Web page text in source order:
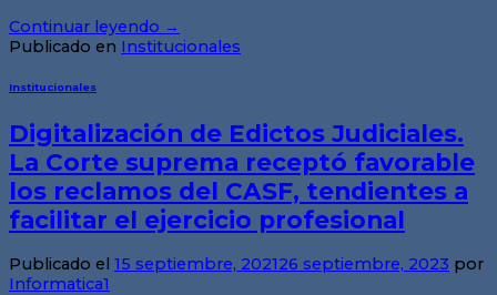
Continuar leyendo →
Publicado en Institucionales
Institucionales
Digitalización de Edictos Judiciales.
La Corte suprema receptó favorable
los reclamos del CASF, tendientes a
facilitar el ejercicio profesional
Publicado el 15 septiembre, 202126 septiembre, 2023 por
Informatica1